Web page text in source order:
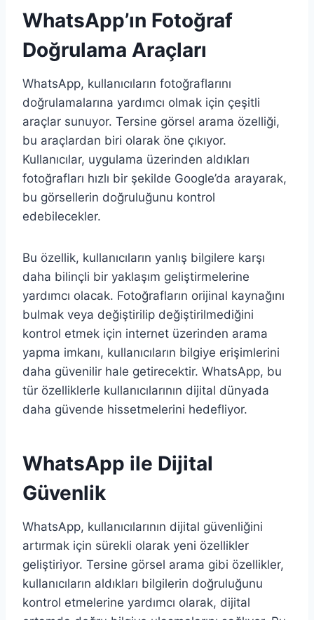
WhatsApp’ın Fotoğraf
Doğrulama Araçları
WhatsApp, kullanıcıların fotoğraflarını
doğrulamalarına yardımcı olmak için çeşitli
araçlar sunuyor. Tersine görsel arama özelliği,
bu araçlardan biri olarak öne çıkıyor.
Kullanıcılar, uygulama üzerinden aldıkları
fotoğrafları hızlı bir şekilde Google’da arayarak,
bu görsellerin doğruluğunu kontrol
edebilecekler.
Bu özellik, kullanıcıların yanlış bilgilere karşı
daha bilinçli bir yaklaşım geliştirmelerine
yardımcı olacak. Fotoğrafların orijinal kaynağını
bulmak veya değiştirilip değiştirilmediğini
kontrol etmek için internet üzerinden arama
yapma imkanı, kullanıcıların bilgiye erişimlerini
daha güvenilir hale getirecektir. WhatsApp, bu
tür özelliklerle kullanıcılarının dijital dünyada
daha güvende hissetmelerini hedefliyor.
WhatsApp ile Dijital
Güvenlik
WhatsApp, kullanıcılarının dijital güvenliğini
artırmak için sürekli olarak yeni özellikler
geliştiriyor. Tersine görsel arama gibi özellikler,
kullanıcıların aldıkları bilgilerin doğruluğunu
kontrol etmelerine yardımcı olarak, dijital